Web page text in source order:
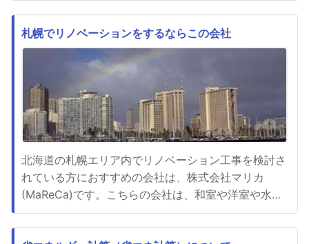
るのは、お客様のご要望を踏まえた上で現在の暮らし
のあり方はもちろん、将来にわたる永いタイムスパン
のなかで快適な日常生活を可能にすることにありま
す。華族のあり方もマイホー...
札幌でリノベーションをするならこの会社
北海道の札幌エリア内でリノベーション工事を検討さ
れている方におすすめの会社は、株式会社マリカ
(MaReCa)です。こちらの会社は、和室や洋室や水回
りなどのさまざまなリノベーション工事を得意として
います。施工実績もたくさんありますので、安心して